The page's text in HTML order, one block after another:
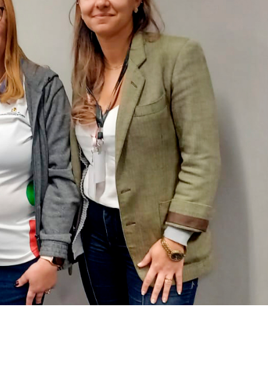
Idiomas
Max Doutor
Mogidonto
Plena Odonto
Plantão Card
Psicólogo
Studio Jet Silva
Sindicatos Online